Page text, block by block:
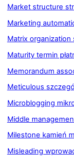
Market structure
Marketing
Matrix
Maturity termin
Memorandum
Meticulous
Microblogging
Middle
Milestone kamień
Misleading